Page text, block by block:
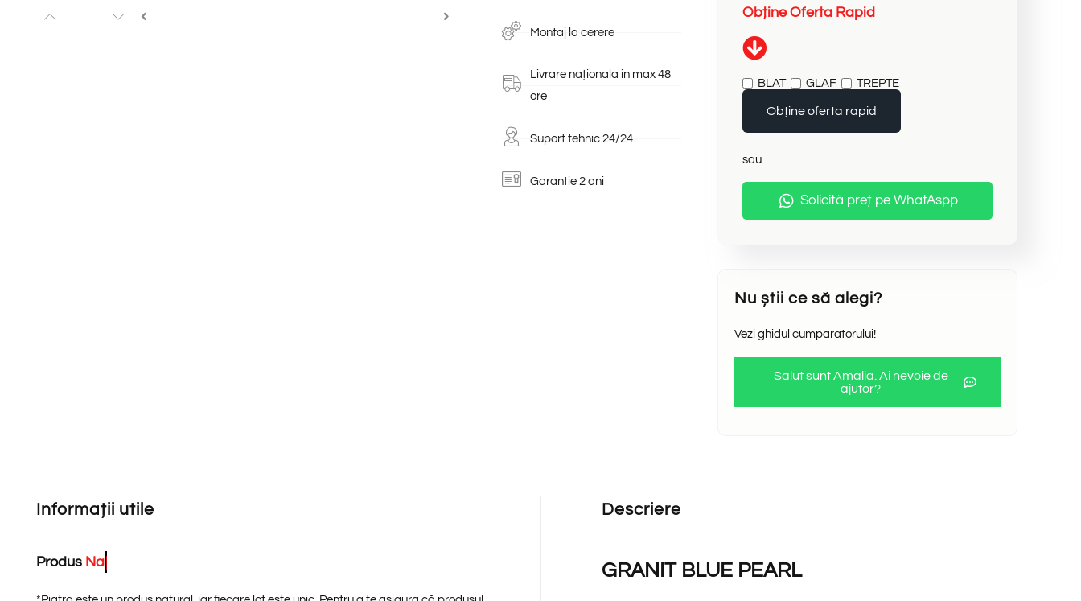
Montaj la cerere
Livrare naționala in max 48
ore
Suport tehnic 24/24
Garantie 2 ani
Obține Oferta Rapid
BLAT GLAF TREPTE
Obține oferta rapid
sau
Solicită preț pe WhatAspp
Nu știi ce să alegi?
Vezi ghidul cumparatorului!
Salut sunt Amalia. Ai nevoie de
ajutor?
Informații utile
Produs Na
Descriere
GRANIT BLUE PEARL